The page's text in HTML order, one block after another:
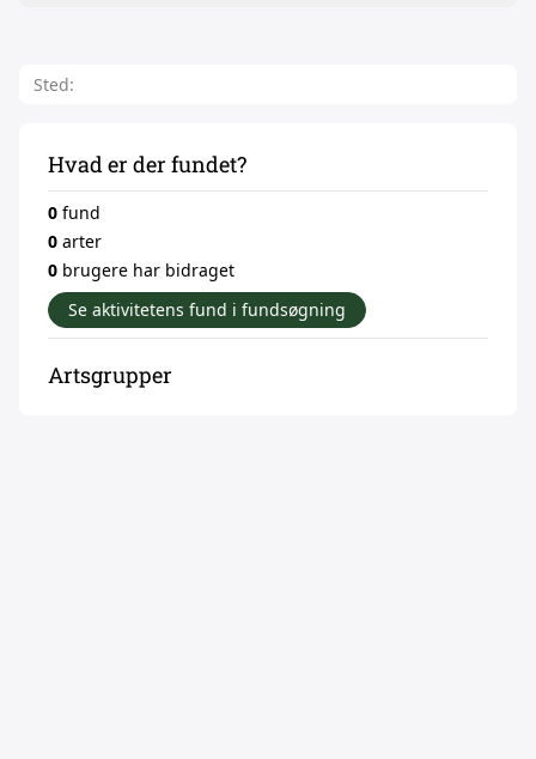
Sted:
Hvad er der fundet?
0 fund
0 arter
0 brugere har bidraget
Se aktivitetens fund i fundsøgning
Artsgrupper